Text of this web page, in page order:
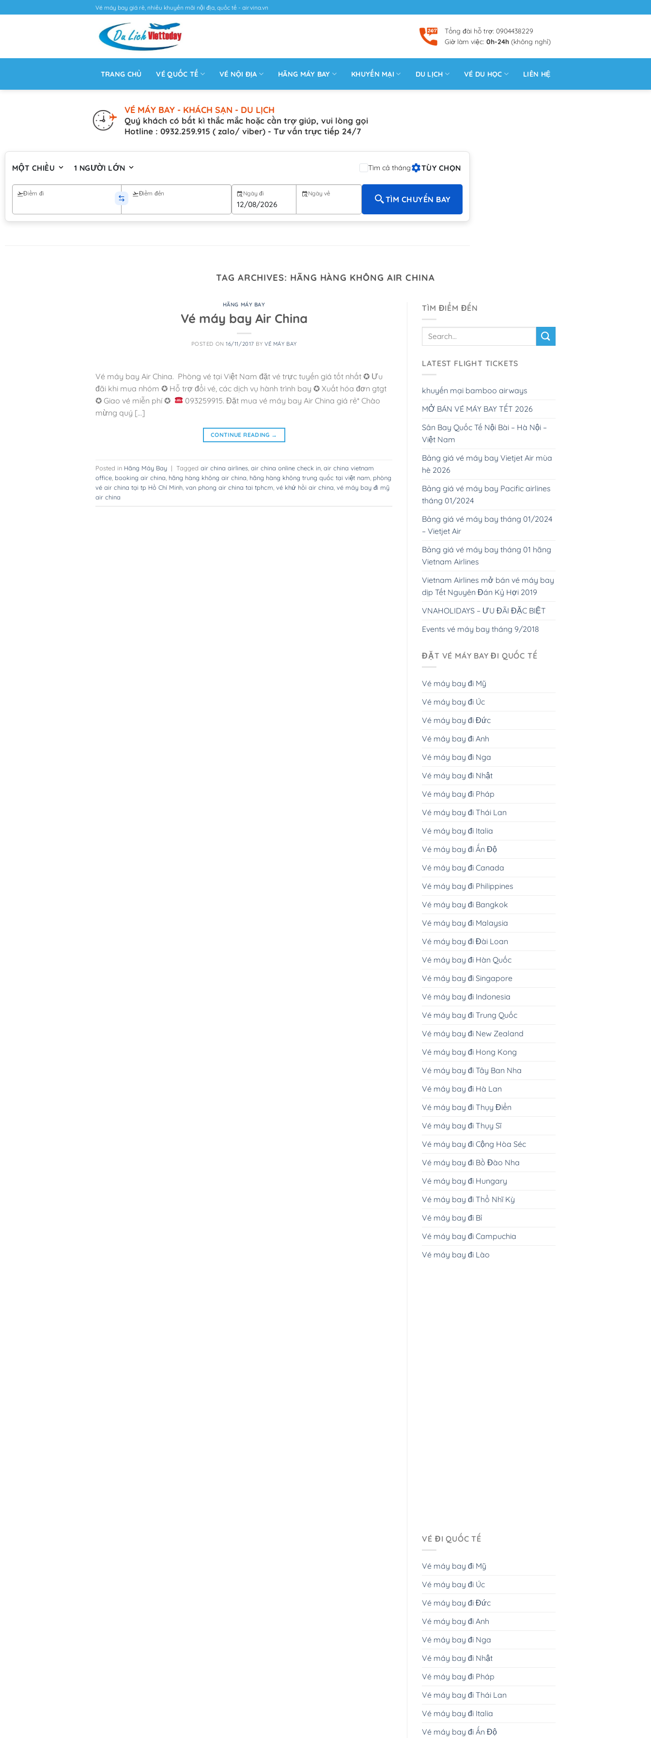
Vé máy bay giá rẻ, nhiều khuyến mãi nội địa, quốc tế - airvina.vn
Tổng đài hỗ trợ: 0904438229
Giờ làm việc: 0h-24h (không nghỉ)
TRANG CHỦ VÉ QUỐC TẾ VÉ NỘI ĐỊA HÃNG MÁY BAY KHUYẾN MẠI DU LỊCH VÉ DU HỌC LIÊN HỆ
VÉ MÁY BAY - KHÁCH SẠN - DU LỊCH
Quý khách có bất kì thắc mắc hoặc cần trợ giúp, vui lòng gọi
Hotline : 0932.259.915 ( zalo/ viber) - Tư vấn trực tiếp 24/7
MỘT CHIỀU 1 NGƯỜI LỚN Tìm cả tháng TÙY CHỌN
Điểm đi Điểm đến Ngày đi Ngày về
TÌM CHUYẾN BAY
TAG ARCHIVES: HÃNG HÀNG KHÔNG AIR CHINA
HÃNG MÁY BAY
Vé máy bay Air China
POSTED ON16/11/2017 BYVÉ MÁY BAY
Vé máy bay Air China. Phòng vé tại Việt Nam đặt vé trực tuyến giá tốt nhất ✪ Ưu
đãi khi mua nhóm ✪ Hỗ trợ đổi vé, các dịch vụ hành trình bay ✪ Xuất hóa đơn gtgt
✪ Giao vé miễn phí ✪
093259915. Đặt mua vé máy bay Air China giá rẻ* Chào
mừng quý […]
CONTINUE READING →
Posted in Hãng Máy Bay | Tagged air china airlines air china online check in air china vietnam
office booking air china hãng hàng không air china hãng hàng không trung quốc tại việt nam phòng
vé air china tại tp Hồ Chí Minh van phong air china tai tphcm vé khứ hồi air china vé máy bay đi mỹ
air china
TÌM ĐIỂM ĐẾN
LATEST FLIGHT TICKETS
khuyến mại bamboo airways
MỞ BÁN VÉ MÁY BAY TẾT 2026
Sân Bay Quốc Tế Nội Bài – Hà Nội –
Việt Nam
Bảng giá vé máy bay Vietjet Air mùa
hè 2026
Bảng giá vé máy bay Pacific airlines
tháng 01/2024
Bảng giá vé máy bay tháng 01/2024
– Vietjet Air
Bảng giá vé máy bay tháng 01 hãng
Vietnam Airlines
Vietnam Airlines mở bán vé máy bay
dịp Tết Nguyên Đán Kỷ Hợi 2019
VNAHOLIDAYS – ƯU ĐÃI ĐẶC BIỆT
Events vé máy bay tháng 9/2018
ĐẶT VÉ MÁY BAY ĐI QUỐC TẾ
Vé máy bay đi Mỹ
Vé máy bay đi Úc
Vé máy bay đi Đức
Vé máy bay đi Anh
Vé máy bay đi Nga
Vé máy bay đi Nhật
Vé máy bay đi Pháp
Vé máy bay đi Thái Lan
Vé máy bay đi Italia
Vé máy bay đi Ấn Độ
Vé máy bay đi Canada
Vé máy bay đi Philippines
Vé máy bay đi Bangkok
Vé máy bay đi Malaysia
Vé máy bay đi Đài Loan
Vé máy bay đi Hàn Quốc
Vé máy bay đi Singapore
Vé máy bay đi Indonesia
Vé máy bay đi Trung Quốc
Vé máy bay đi New Zealand
Vé máy bay đi Hong Kong
Vé máy bay đi Tây Ban Nha
Vé máy bay đi Hà Lan
Vé máy bay đi Thụy Điển
Vé máy bay đi Thụy Sĩ
Vé máy bay đi Cộng Hòa Séc
Vé máy bay đi Bồ Đào Nha
Vé máy bay đi Hungary
Vé máy bay đi Thổ Nhĩ Kỳ
Vé máy bay đi Bỉ
Vé máy bay đi Campuchia
Vé máy bay đi Lào
VÉ ĐI QUỐC TẾ
Vé máy bay đi Mỹ
Vé máy bay đi Úc
Vé máy bay đi Đức
Vé máy bay đi Anh
Vé máy bay đi Nga
Vé máy bay đi Nhật
Vé máy bay đi Pháp
Vé máy bay đi Thái Lan
Vé máy bay đi Italia
Vé máy bay đi Ấn Độ